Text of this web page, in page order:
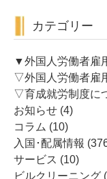
ー
シ
ョ
ン
カテゴリー
▼外国人労働者雇
▽外国人労働者雇
▽育成就労制度に
お知らせ (4)
コラム (10)
入国･配属情報
サービス (10)
ビルクリーニング